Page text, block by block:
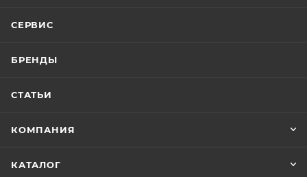
СЕРВИС
БРЕНДЫ
СТАТЬИ
КОМПАНИЯ
КАТАЛОГ